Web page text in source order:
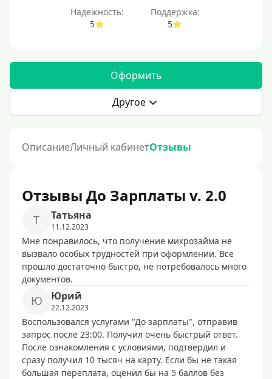
Надежность:
5
Поддержка:
5
Оформить
Другое
ОписаниеЛичный кабинетОтзывы
Отзывы До Зарплаты v. 2.0
Т Татьяна
11.12.2023
Мне понравилось, что получение микрозайма не
вызвало особых трудностей при оформлении. Все
прошло достаточно быстро, не потребовалось много
документов.
Ю Юрий
22.12.2023
Воспользовался услугами "До зарплаты", отправив
запрос после 23:00. Получил очень быстрый ответ.
После ознакомления с условиями, подтвердил и
сразу получил 10 тысяч на карту. Если бы не такая
большая переплата, оценил бы на 5 баллов без